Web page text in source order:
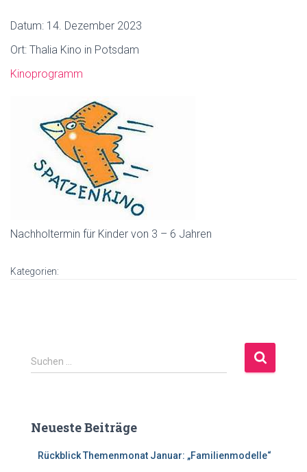
Datum: 14. Dezember 2023
Ort: Thalia Kino in Potsdam
Kinoprogramm
Nachholtermin für Kinder von 3 – 6 Jahren
Kategorien:
S
u
n
Suchen …
Neueste Beiträge
Rückblick Themenmonat Januar: „Familienmodelle“